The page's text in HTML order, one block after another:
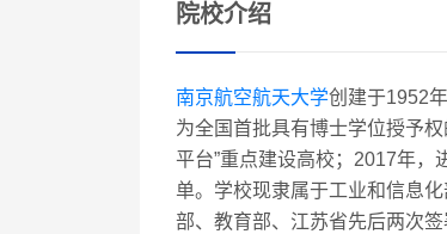
院校介绍
南京航空航天大学创建于1952
为全国首批具有博士学位授予
平台”重点建设高校；2017年，
单。学校现隶属于工业和信息
部、教育部、江苏省先后两次